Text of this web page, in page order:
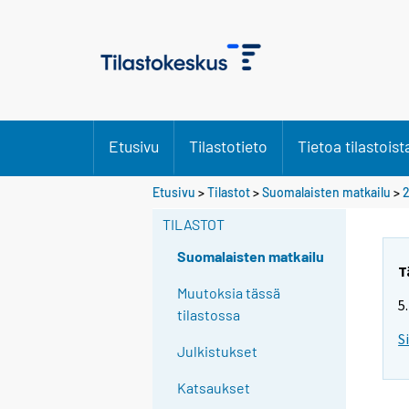
Etusivu Tilastotieto Tietoa
Etusivu >Tilastot>Suomalaisten matkailu >
TILASTOT
Suomalaisten matkailu
Muutoksia tässä
tilastossa
Julkistukset
Katsaukset